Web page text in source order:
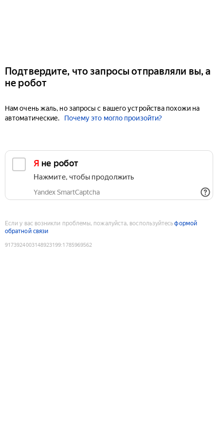
Подтвердите, что запросы отправляли вы, а
не робот
Нам очень жаль, но запросы с вашего устройства похожи на
автоматические.
Почему это могло произойти?
Я не робот
Нажмите, чтобы продолжить
Yandex SmartCaptcha
Если у вас возникли проблемы, пожалуйста, воспользуйтесьформой
обратной связи
9173924003148923199:1785969562